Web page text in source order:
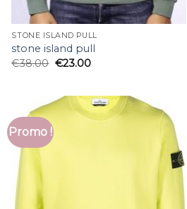
STONE ISLAND PULL
stone island pull
€38.00 €23.00
Promo !